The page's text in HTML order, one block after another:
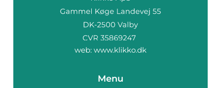
web: www.klikko.dk
Menu